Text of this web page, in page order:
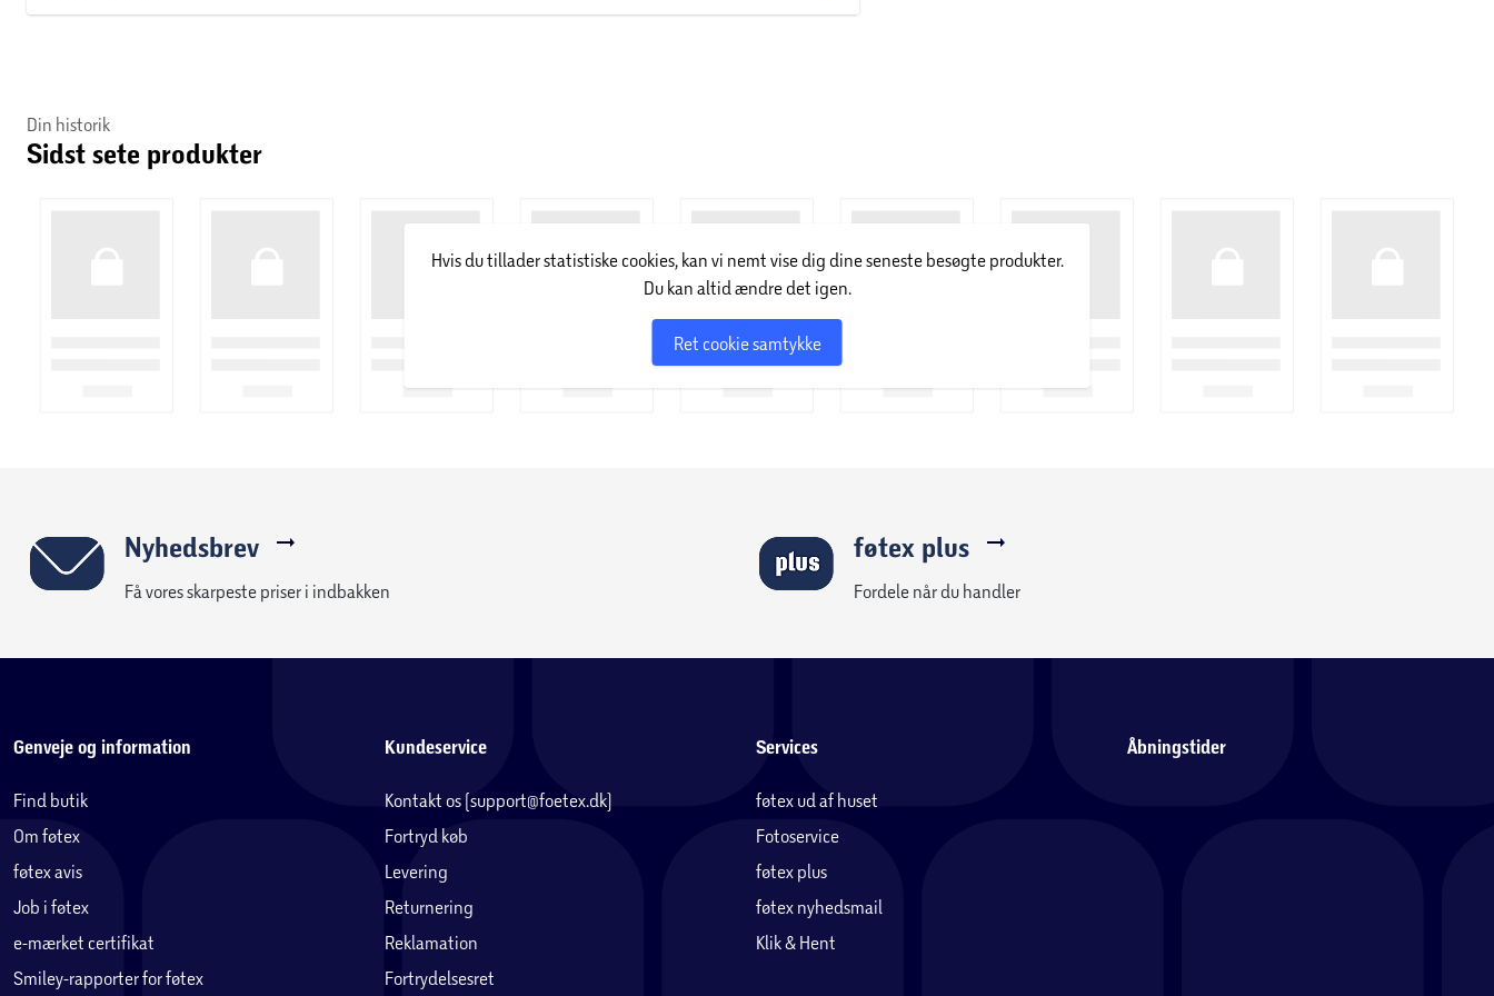
Din historik
Sidst sete produkter
Hvis du tillader statistiske cookies, kan vi nemt vise dig dine seneste besøgte produkter.
Du kan altid ændre det igen.
Ret cookie samtykke
Nyhedsbrev
Få vores skarpeste priser i indbakken
føtex plus
Fordele når du handler
Genveje og information
Find butik
Om føtex
føtex avis
Job i føtex
e-mærket certifikat
Smiley-rapporter for føtex
Kundeservice
Kontakt os (support@foetex.dk)
Fortryd køb
Levering
Returnering
Reklamation
Fortrydelsesret
Services
føtex ud af huset
Fotoservice
føtex plus
føtex nyhedsmail
Klik & Hent
Åbningstider